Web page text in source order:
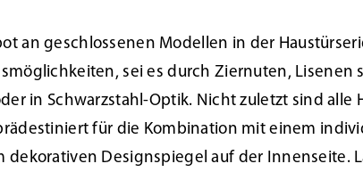
an geschlossenen Modellen in der
sei es durch Ziernuten, Lisenen
in Schwarzstahl-Optik. Nicht zuletzt sind
für die Kombination mit einem
dekorativen Designspiegel auf der Innenseite.